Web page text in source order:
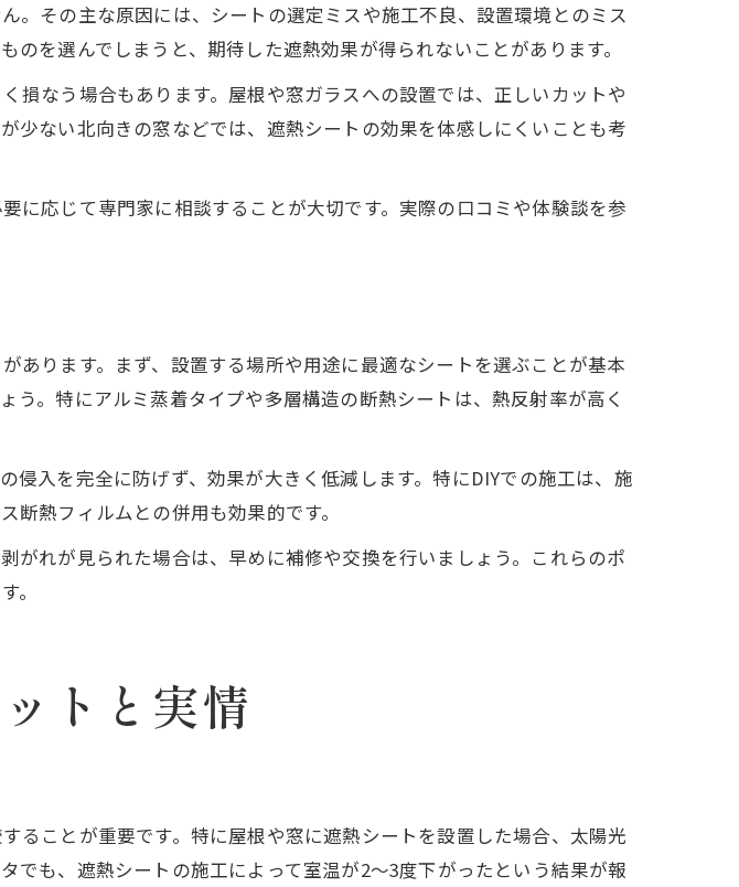
。その主な原因には、シートの選定ミスや施工不良、設置環境とのミス
を選んでしまうと、期待した遮熱効果が得られないことがあります。
損なう場合もあります。屋根や窓ガラスへの設置では、正しいカットや
少ない北向きの窓などでは、遮熱シートの効果を体感しにくいことも考
に応じて専門家に相談することが大切です。実際の口コミや体験談を参
あります。まず、設置する場所や用途に最適なシートを選ぶことが基本
。特にアルミ蒸着タイプや多層構造の断熱シートは、熱反射率が高く
入を完全に防げず、効果が大きく低減します。特にDIYでの施工は、施
熱フィルムとの併用も効果的です。
がれが見られた場合は、早めに補修や交換を行いましょう。これらのポ
。
トと実情
ることが重要です。特に屋根や窓に遮熱シートを設置した場合、太陽光
でも、遮熱シートの施工によって室温が2～3度下がったという結果が報